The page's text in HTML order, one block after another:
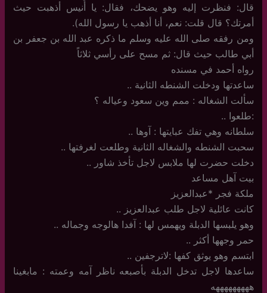
قال: فنظرت إليه وهو يضحك، فقال: يا أُنيس أذهبت حيث
أمرتك؟ قال قلت: نعم، أنا أذهب يا رسول الله).
ومن رفقه صلى الله عليه وسلم ما ذكره عبد الله بن جعفر بن
أبي طالب حيث قال: ثم مسح على رأسي ثلاثاً
رواه أحمد في مسنده
ساعدتها ودخلت الشنطه الثانية ..
سألت الشغاله : ممم وين سعود وعياله ؟
:طلعوا ..
سلطانه وهي تفك عبايتها : آوها ..
سحبت الشنطه والشغاله الثانية وطلعت لغرفتها ..
دخلت حضرت لها ملابس لاجل تأخذ شاور ..
بيت آهل مساعد
ملكة فجر *عبدالعزيز
كانت عائلية لاجل طلب عبدالعزيز ..
وهو يلبسها الدبلة ويهمس لها : آفدا هالوجه وجماله ..
حمر وجهها أكثر ..
ابتسم وهو يوثق كفها :لاترجفين ..
ساعدها لاجل تدخل الدبلة بأصبعه ناظر آمه وعمته : مابغينا
هههههههههه